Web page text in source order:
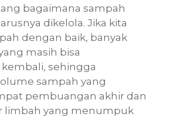
bagaimana sampah
dikelola. Jika kita
dengan baik, banyak
masih bisa
sehingga
sampah yang
pembuangan akhir dan
limbah yang menumpuk